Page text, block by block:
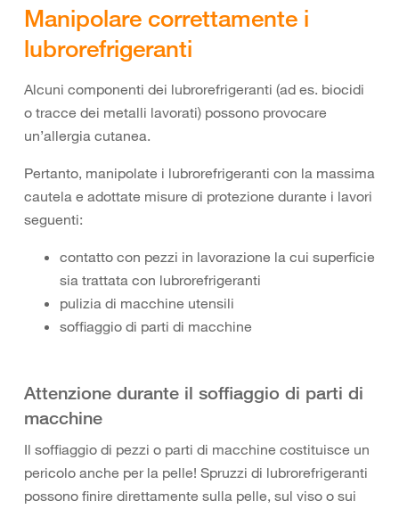
Manipolare correttamente i
lubrorefrigeranti
Alcuni componenti dei lubrorefrigeranti (ad es. biocidi
o tracce dei metalli lavorati) possono provocare
un’allergia cutanea.
Pertanto, manipolate i lubrorefrigeranti con la massima
cautela e adottate misure di protezione durante i lavori
seguenti:
contatto con pezzi in lavorazione la cui superficie
sia trattata con lubrorefrigeranti
pulizia di macchine utensili
soffiaggio di parti di macchine
Attenzione durante il soffiaggio di parti di
macchine
Il soffiaggio di pezzi o parti di macchine costituisce un
pericolo anche per la pelle! Spruzzi di lubrorefrigeranti
possono finire direttamente sulla pelle, sul viso o sui